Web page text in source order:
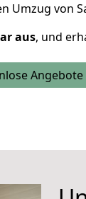
Umzug von
aus, und